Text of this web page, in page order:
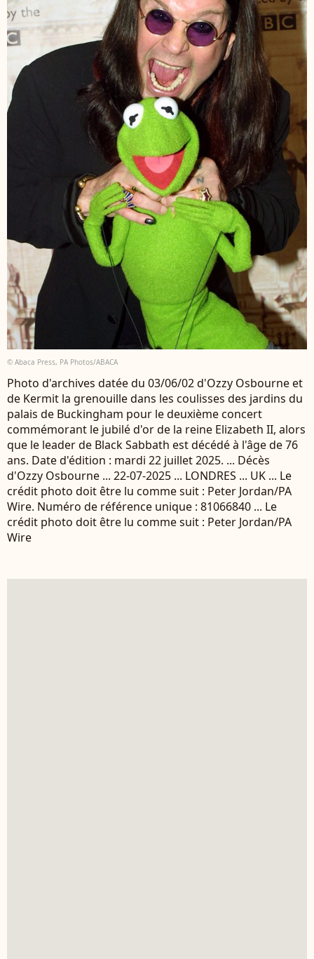
© Abaca Press, PA Photos/ABACA
Photo d'archives datée du 03/06/02 d'Ozzy Osbourne et
de Kermit la grenouille dans les coulisses des jardins du
palais de Buckingham pour le deuxième concert
commémorant le jubilé d'or de la reine Elizabeth II, alors
que le leader de Black Sabbath est décédé à l'âge de 76
ans. Date d'édition : mardi 22 juillet 2025. ... Décès
d'Ozzy Osbourne ... 22-07-2025 ... LONDRES ... UK ... Le
crédit photo doit être lu comme suit : Peter Jordan/PA
Wire. Numéro de référence unique : 81066840 ... Le
crédit photo doit être lu comme suit : Peter Jordan/PA
Wire